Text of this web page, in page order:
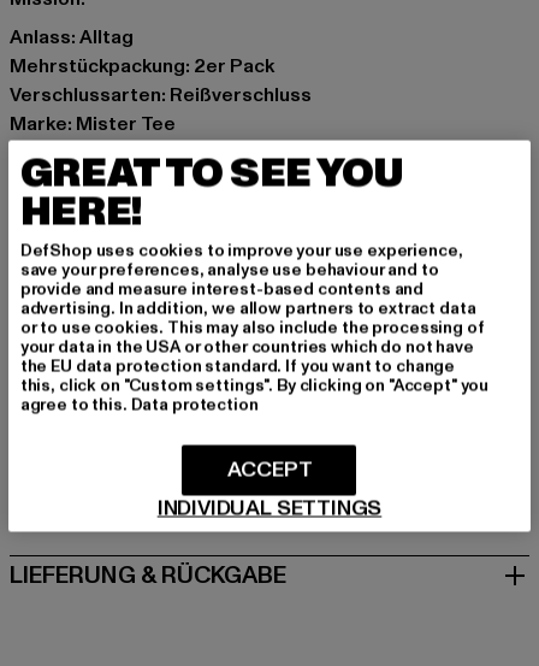
Anlass: Alltag
Mehrstückpackung: 2er Pack
Verschlussarten: Reißverschluss
Marke: Mister Tee
Kat.: Rucksäcke
Farbe: schwarz
Hersteller Farbe: black
Materialzusammensetzung: 100% Polyester
Art.Nr: MT2079-00007
Hersteller: TB International GmbH |info@tbint.de
Dr.-Robert-Murjahn-Straße 7 | 64372 Ober-Ramstadt |
DE
GRÖSSE & PASSFORM
PFLEGEHINWEISE
LIEFERUNG & RÜCKGABE
GREAT TO SEE YOU
HERE!
DefShop uses cookies to improve your use experience,
save your preferences, analyse use behaviour and to
provide and measure interest-based contents and
advertising. In addition, we allow partners to extract data
or to use cookies. This may also include the processing of
your data in the USA or other countries which do not have
the EU data protection standard. If you want to change
this, click on "Custom settings". By clicking on "Accept" you
agree to this. Data protection
INDIVIDUAL SETTINGS
ACCEPT